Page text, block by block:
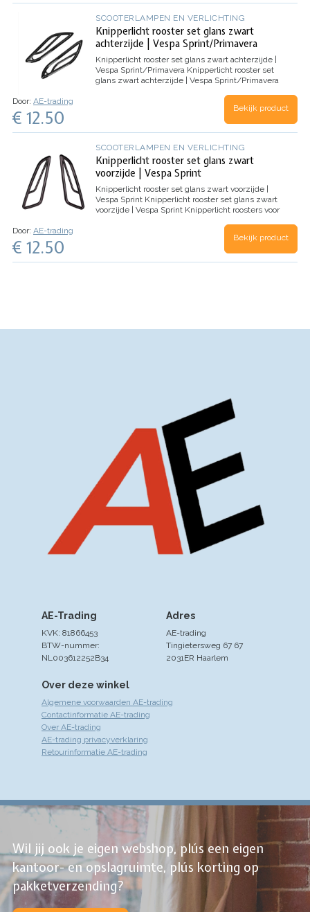
SCOOTERLAMPEN EN VERLICHTING
Knipperlicht rooster set glans zwart
achterzijde | Vespa Sprint/Primavera
Knipperlicht rooster set glans zwart achterzijde |
Vespa Sprint/Primavera Knipperlicht rooster set
glans zwart achterzijde | Vespa Sprint/Primavera
Sprint/Primavera scooters in het glans zwart.
Door: AE-trading
€ 12.50 Bekijk product
SCOOTERLAMPEN EN VERLICHTING
Knipperlicht rooster set glans zwart
voorzijde | Vespa Sprint
Knipperlicht rooster set glans zwart voorzijde |
Vespa Sprint Knipperlicht rooster set glans zwart
voorzijde | Vespa Sprint Knipperlicht roosters voor
Door: AE-trading
€ 12.50 Bekijk product
Over deze winkel
Algemene voorwaarden AE-trading
Contactinformatie AE-trading
Over AE-trading
AE-trading privacyverklaring
Retourinformatie AE-trading
Adres
AE-trading
Tingietersweg 67 67
2031ER Haarlem
AE-Trading
KVK: 81866453
BTW-nummer:
NL003612252B34
Wil jij ook je eigen webshop, plús een eigen
kantoor- en opslagruimte, plús korting op
pakketverzending?